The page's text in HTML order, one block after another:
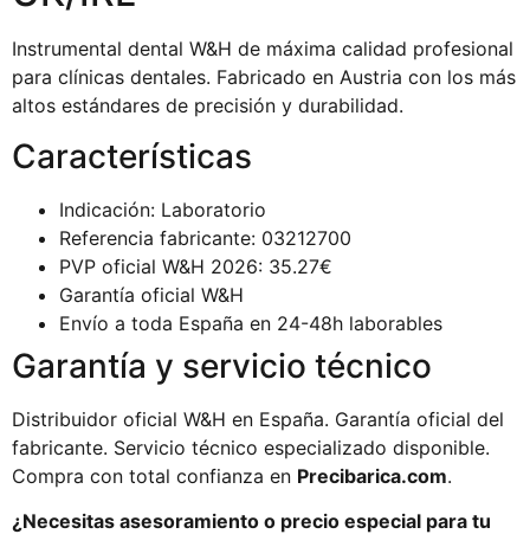
Instrumental dental W&H de máxima calidad profesional
para clínicas dentales. Fabricado en Austria con los más
altos estándares de precisión y durabilidad.
Características
Indicación: Laboratorio
Referencia fabricante: 03212700
PVP oficial W&H 2026: 35.27€
Garantía oficial W&H
Envío a toda España en 24-48h laborables
Garantía y servicio técnico
Distribuidor oficial W&H en España. Garantía oficial del
fabricante. Servicio técnico especializado disponible.
Compra con total confianza en Precibarica.com.
¿Necesitas asesoramiento o precio especial para tu